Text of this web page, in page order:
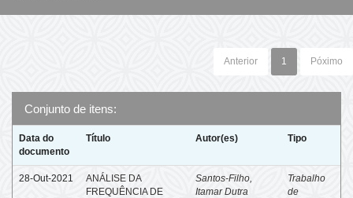
Anterior 1 Póximo
Conjunto de itens:
Data do
documento
Título Autor(es) Tipo
28-Out-2021
ANÁLISE DA
FREQUÊNCIA DE
Santos-Filho,
Itamar Dutra
Trabalho
de